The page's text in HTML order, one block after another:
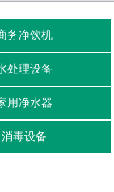
务净饮机
处理设备
用净水器
消毒设备